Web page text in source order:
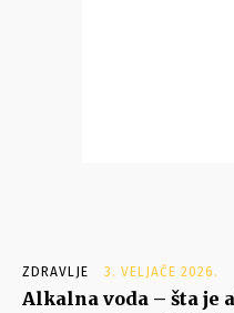
ZDRAVLJE 3. VELJAČE 2026.
Alkalna voda – šta je